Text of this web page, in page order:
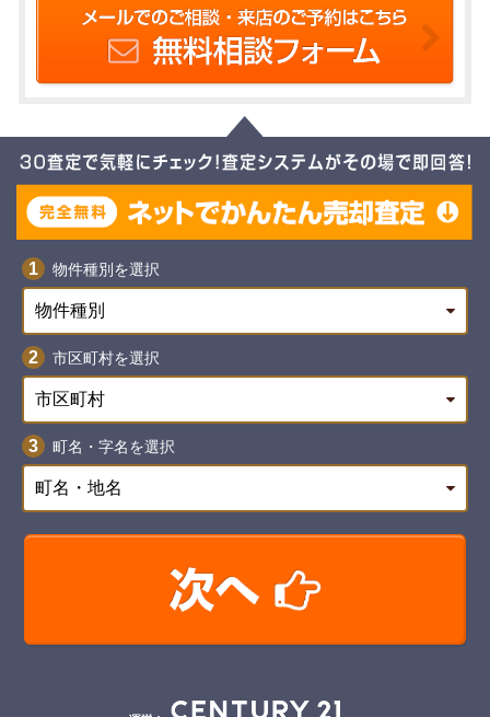
物件種別を選択
市区町村を選択
町名・字名を選択